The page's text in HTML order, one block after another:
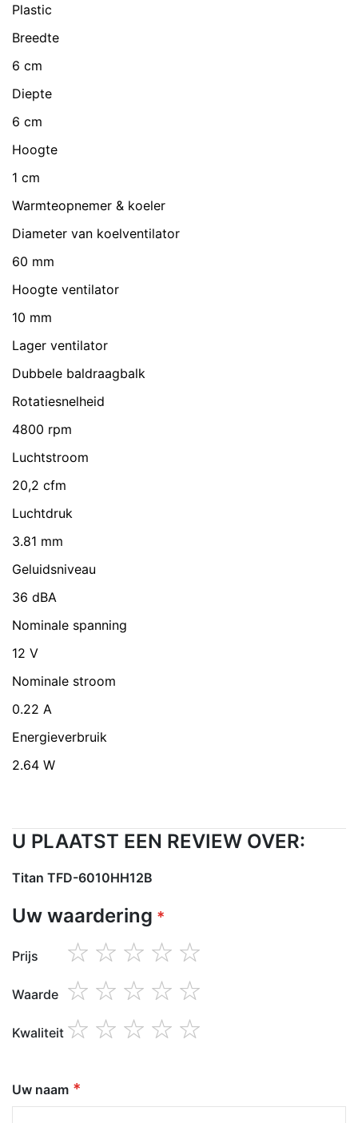
Plastic
Breedte
6 cm
Diepte
6 cm
Hoogte
1 cm
Warmteopnemer & koeler
Diameter van koelventilator
60 mm
Hoogte ventilator
10 mm
Lager ventilator
Dubbele baldraagbalk
Rotatiesnelheid
4800 rpm
Luchtstroom
20,2 cfm
Luchtdruk
3.81 mm
Geluidsniveau
36 dBA
Nominale spanning
12 V
Nominale stroom
0.22 A
Energieverbruik
2.64 W
U PLAATST EEN REVIEW OVER:
Titan TFD-6010HH12B
Uw waardering
Prijs
star
stars
stars
stars
stars
Waarde
star
stars
stars
stars
stars
Kwaliteit
Uw naam